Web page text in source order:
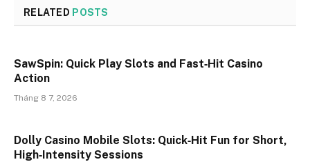
RELATED POSTS
SawSpin: Quick Play Slots and Fast‑Hit Casino
Action
Tháng 8 7, 2026
Dolly Casino Mobile Slots: Quick‑Hit Fun for Short,
High‑Intensity Sessions